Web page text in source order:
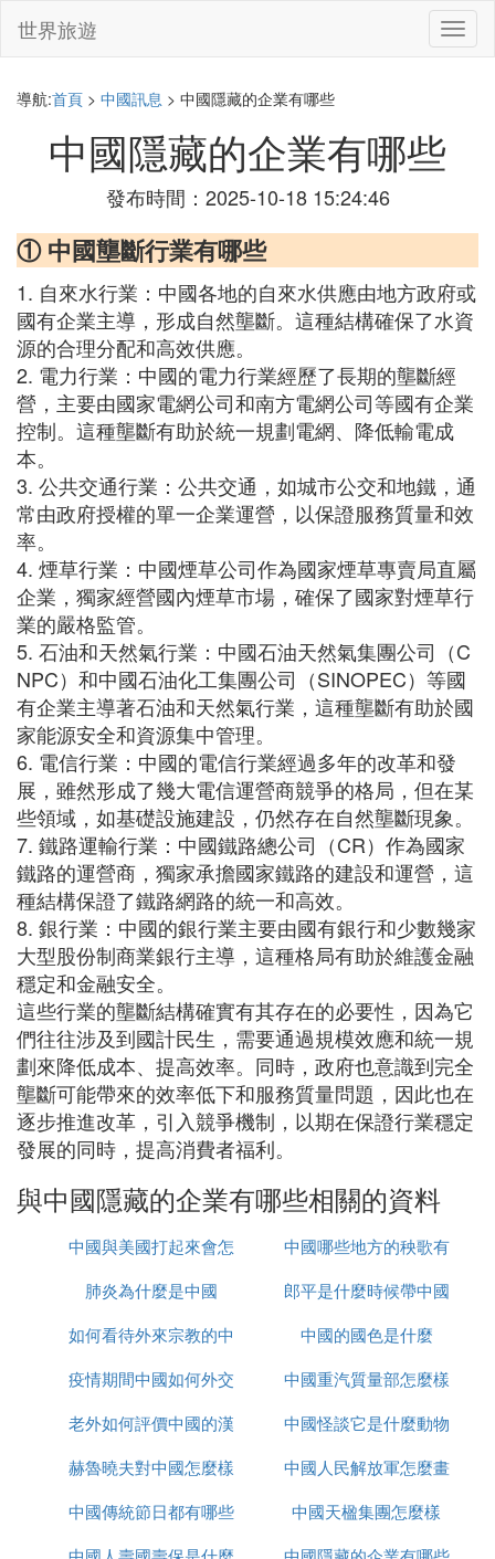
切
換
世界旅遊
導航:首頁 > 中國訊息 > 中國隱藏的企業有哪些
中國隱藏的企業有哪些
發布時間：2025-10-18 15:24:46
① 中國壟斷行業有哪些
1. 自來水行業：中國各地的自來水供應由地方政府或
國有企業主導，形成自然壟斷。這種結構確保了水資
源的合理分配和高效供應。
2. 電力行業：中國的電力行業經歷了長期的壟斷經
營，主要由國家電網公司和南方電網公司等國有企業
控制。這種壟斷有助於統一規劃電網、降低輸電成
本。
3. 公共交通行業：公共交通，如城市公交和地鐵，通
常由政府授權的單一企業運營，以保證服務質量和效
率。
4. 煙草行業：中國煙草公司作為國家煙草專賣局直屬
企業，獨家經營國內煙草市場，確保了國家對煙草行
業的嚴格監管。
5. 石油和天然氣行業：中國石油天然氣集團公司（C
NPC）和中國石油化工集團公司（SINOPEC）等國
有企業主導著石油和天然氣行業，這種壟斷有助於國
家能源安全和資源集中管理。
6. 電信行業：中國的電信行業經過多年的改革和發
展，雖然形成了幾大電信運營商競爭的格局，但在某
些領域，如基礎設施建設，仍然存在自然壟斷現象。
7. 鐵路運輸行業：中國鐵路總公司（CR）作為國家
鐵路的運營商，獨家承擔國家鐵路的建設和運營，這
種結構保證了鐵路網路的統一和高效。
8. 銀行業：中國的銀行業主要由國有銀行和少數幾家
大型股份制商業銀行主導，這種格局有助於維護金融
穩定和金融安全。
這些行業的壟斷結構確實有其存在的必要性，因為它
們往往涉及到國計民生，需要通過規模效應和統一規
劃來降低成本、提高效率。同時，政府也意識到完全
壟斷可能帶來的效率低下和服務質量問題，因此也在
逐步推進改革，引入競爭機制，以期在保證行業穩定
發展的同時，提高消費者福利。
與中國隱藏的企業有哪些相關的資料
中國與美國打起來會怎
麼樣
中國哪些地方的秧歌有
名
肺炎為什麼是中國
郎平是什麼時候帶中國
女排的
如何看待外來宗教的中
國化
中國的國色是什麼
疫情期間中國如何外交
中國重汽質量部怎麼樣
老外如何評價中國的漢
服
中國怪談它是什麼動物
赫魯曉夫對中國怎麼樣
中國人民解放軍怎麼畫
的
中國傳統節日都有哪些
中國天楹集團怎麼樣